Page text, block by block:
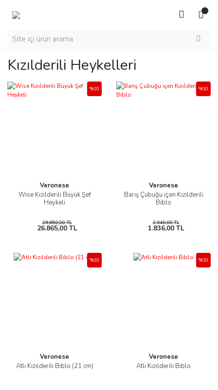
Kızılderili Heykelleri
Veronese
Wise Kızılderili Büyük Şef
Heykeli
%10
29.850,00 TL
26.865,00 TL
Veronese
Barış Çubuğu içen Kızılderili
Biblo
%10
2.040,00 TL
1.836,00 TL
Veronese
Atlı Kızılderili Biblo (21 cm)
%10
Veronese
Atlı Kızılderili Biblo
%10